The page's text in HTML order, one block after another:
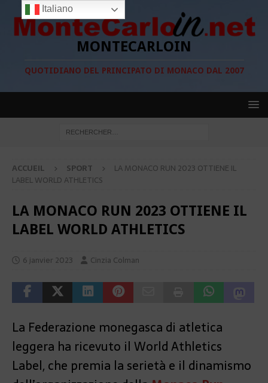
MONTECARLOIN
QUOTIDIANO DEL PRINCIPATO DI MONACO DAL 2007
ACCUEIL SPORT
LA MONACO RUN 2023 OTTIENE IL
LABEL WORLD ATHLETICS
LA MONACO RUN 2023 OTTIENE IL
LABEL WORLD ATHLETICS
6 janvier 2023 Cinzia Colman
La Federazione monegasca di atletica
leggera ha ricevuto il World Athletics
Label, che premia la serietà e il dinamismo
Italiano